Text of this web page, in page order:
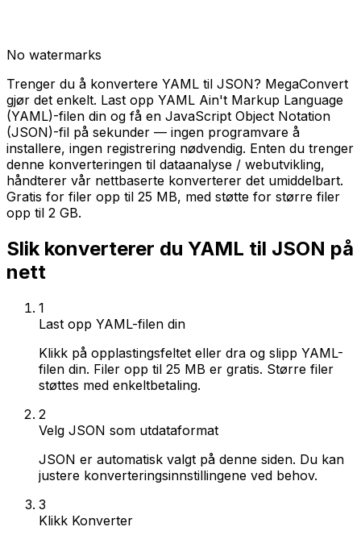
No watermarks
Trenger du å konvertere YAML til JSON? MegaConvert
gjør det enkelt. Last opp YAML Ain't Markup Language
(YAML)-filen din og få en JavaScript Object Notation
(JSON)-fil på sekunder — ingen programvare å
installere, ingen registrering nødvendig. Enten du trenger
denne konverteringen til dataanalyse / webutvikling,
håndterer vår nettbaserte konverterer det umiddelbart.
Gratis for filer opp til 25 MB, med støtte for større filer
opp til 2 GB.
Slik konverterer du YAML til JSON på
nett
1
Last opp YAML-filen din
Klikk på opplastingsfeltet eller dra og slipp YAML-
filen din. Filer opp til 25 MB er gratis. Større filer
støttes med enkeltbetaling.
2
Velg JSON som utdataformat
JSON er automatisk valgt på denne siden. Du kan
justere konverteringsinnstillingene ved behov.
3
Klikk Konverter